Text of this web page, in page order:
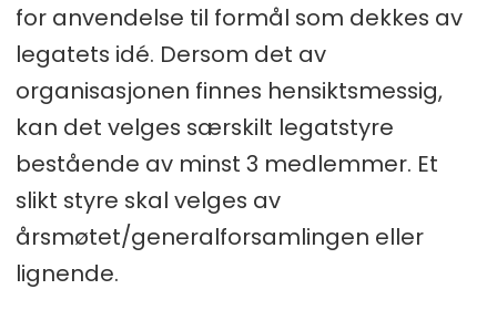
for anvendelse til formål som dekkes av
legatets idé. Dersom det av
organisasjonen finnes hensiktsmessig,
kan det velges særskilt legatstyre
bestående av minst 3 medlemmer. Et
slikt styre skal velges av
årsmøtet/generalforsamlingen eller
lignende.